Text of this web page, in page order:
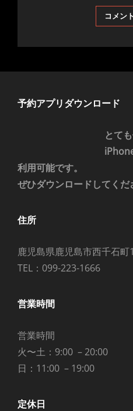
予約アプリダウンロード
とて
利用可能です。
ぜひダウンロードしてくだ
住所
鹿児島県鹿児島市西千石町
TEL：099-223-1666
営業時間
営業時間
火〜土：9:00 – 20:00
日：11:00 – 19:00
定休日